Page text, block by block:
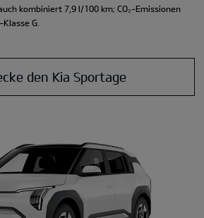
kombiniert 7,9 l/100 km; CO₂-Emissionen
G.
den Kia Sportage